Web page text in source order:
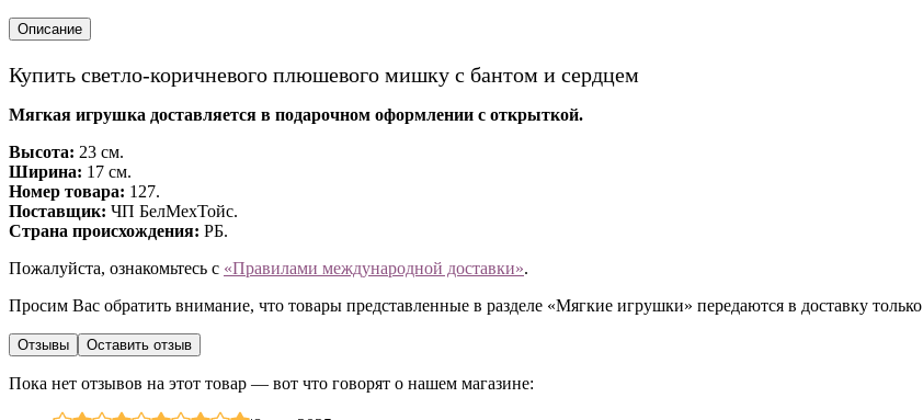
Описание
Купить светло-коричневого плюшевого мишку с бантом и сердцем
Мягкая игрушка доставляется в подарочном оформлении с открыткой.
Высота: 23 см.
Ширина: 17 см.
Номер товара: 127.
Поставщик: ЧП БелМехТойс.
Cтрана происхождения: РБ.
Пожалуйста, ознакомьтесь с «Правилами международной доставки».
Просим Вас обратить внимание, что товары представленные в разделе «Мягкие игрушки» передаются в доставку только
Отзывы Оставить отзыв
Пока нет отзывов на этот товар — вот что говорят о нашем магазине: